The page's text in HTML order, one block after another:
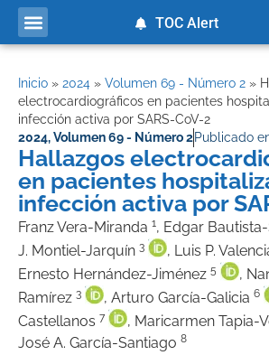
TOC Alert
Inicio » 2024 » Volumen 69 - Número 2 »
electrocardiográficos en pacientes
infección activa por SARS-CoV-2
2024,Volumen 69 - Número 2Publicado
Hallazgos
en pacientes
infección activa por
Franz Vera-Miranda 1, Edgar
J. Montiel-Jarquín 3 , Luis P.
Ernesto Hernández-Jiménez 5
,
Ramírez 3 , Arturo García-Galicia 6
Castellanos 7 , Maricarmen Tapia-
José A. García-Santiago 8